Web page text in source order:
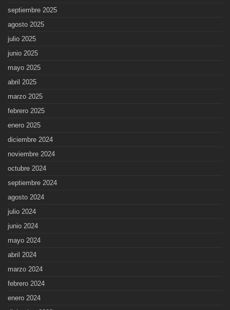
septiembre 2025
agosto 2025
julio 2025
junio 2025
mayo 2025
abril 2025
marzo 2025
febrero 2025
enero 2025
diciembre 2024
noviembre 2024
octubre 2024
septiembre 2024
agosto 2024
julio 2024
junio 2024
mayo 2024
abril 2024
marzo 2024
febrero 2024
enero 2024